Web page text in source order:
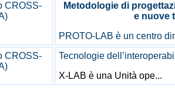
CROSS-
Metodologie di
e nuove
PROTO-LAB è un centro
CROSS-
Tecnologie dell’
X-LAB è una Unità ope...